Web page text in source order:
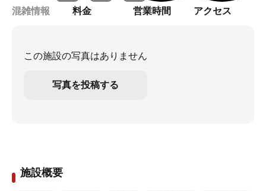
混雑情報 料金 営業時間 アクセス
この施設の写真はありません
写真を投稿する
施設概要